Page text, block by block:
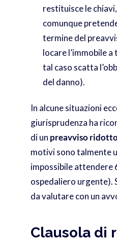
restituisce le
comunque
termine del
locare l’immobile
tal caso scatta
del danno).
In alcune situazioni
giurisprudenza ha
di un preavviso
motivi sono talmente
impossibile attendere
ospedaliero urgente).
da valutare con un
Clausola di